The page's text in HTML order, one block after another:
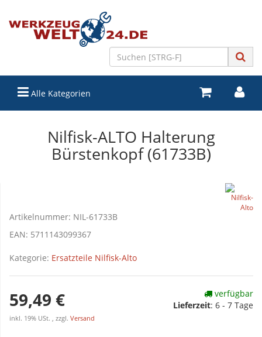
Alle Kategorien
Nilfisk-ALTO Halterung
Bürstenkopf (61733B)
Artikelnummer: NIL-61733B
EAN: 5711143099367
Kategorie: Ersatzteile Nilfisk-Alto
59,49 €
inkl. 19% USt. , zzgl. Versand
verfügbar
Lieferzeit: 6 - 7 Tage